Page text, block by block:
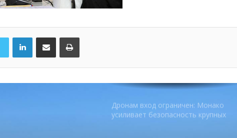
LinkedInПоделиться по электронной почте Распечатать
FESTIVAL готовит вечер мирового
Дронам вход ограничен: Монако
усиливает безопасность крупных